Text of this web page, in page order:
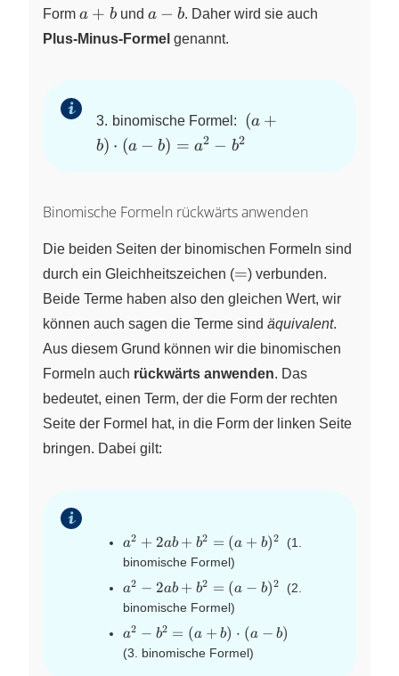
Form a
+
a + bund a
-
a − b. Daher wird sie auch
Plus-Minus-Formel genannt.
3. ~binomische Formel:
~
(a+b)\cdot
(a +
b) ⋅ (a − b) = a2 − b2
Binomische Formeln rückwärts anwenden
Die beiden Seiten der binomischen Formeln sind
durch ein Gleichheitszeichen (=
=) verbunden.
Beide Terme haben also den gleichen Wert, wir
können auch sagen die Terme sind äquivalent.
Aus diesem Grund können wir die binomischen
Formeln auch rückwärts anwenden. Das
bedeutet, einen Term, der die Form der rechten
Seite der Formel hat, in die Form der linken Seite
bringen. Dabei gilt:
a^2
+
2ab
+
b^2
= (a
+
b)^2~
a2 + 2ab + b2 = (a + b)2
(1.
binomische Formel)
a^2 -
2ab
+
b^2
= (a -
a2 − 2ab + b2 = (a − b)2
(2.
binomische Formel)
a^2 -
b^2
a2 − b2 = (a + b) ⋅ (a − b)
(3. binomische Formel)